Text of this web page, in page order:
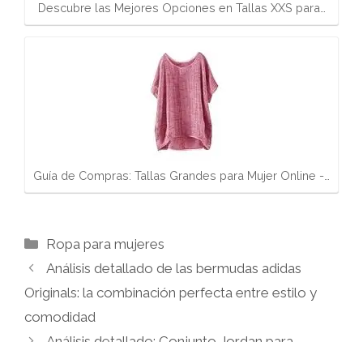
Descubre las Mejores Opciones en Tallas XXS para…
Guía de Compras: Tallas Grandes para Mujer Online -…
Categorías
Ropa para mujeres
Análisis detallado de las bermudas adidas
Originals: la combinación perfecta entre estilo y
comodidad